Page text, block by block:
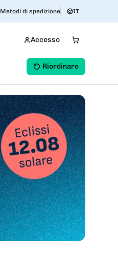
Metodi di spedizione IT
Accesso
Riordinare